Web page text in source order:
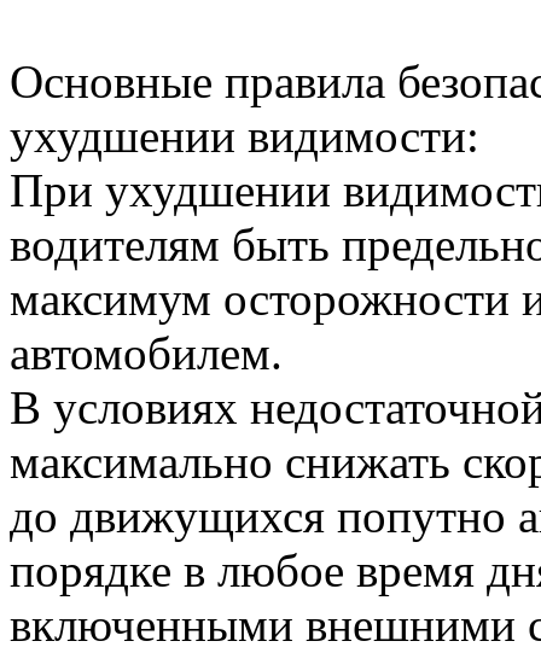
Основные правила
ухудшении видимости:
При ухудшении
водителям быть
максимум осторожности
автомобилем.
В условиях
максимально снижать
до движущихся попутно
порядке в любое время
включенными внешними